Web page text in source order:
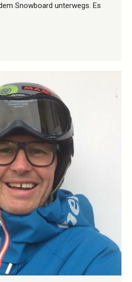
Snowboard unterwegs. Es